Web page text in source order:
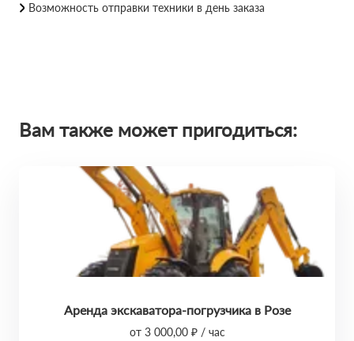
Возможность отправки техники в день заказа
Вам также может пригодиться:
Аренда экскаватора-погрузчика в Розе
от 3 000,00 ₽ / час